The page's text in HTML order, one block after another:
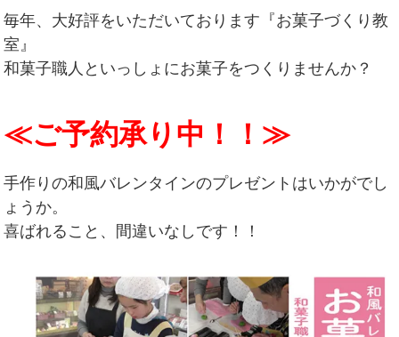
毎年、大好評をいただいております『お菓子づくり教
室』
和菓子職人といっしょにお菓子をつくりませんか？
≪ご予約承り中！！≫
手作りの和風バレンタインのプレゼントはいかがでし
ょうか。
喜ばれること、間違いなしです！！